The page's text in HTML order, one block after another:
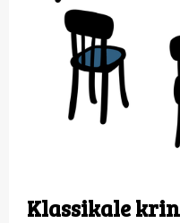
Klassikale